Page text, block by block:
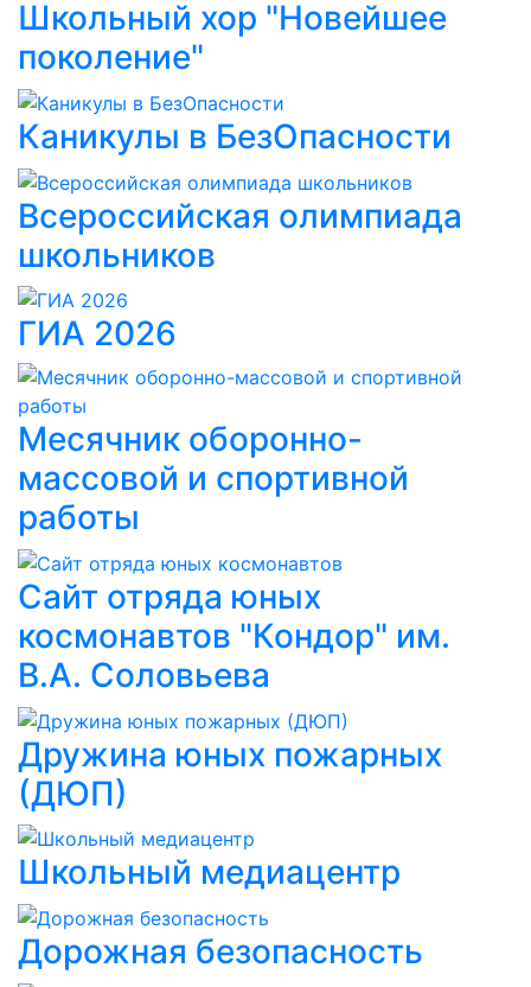
Школьный хор "Новейшее
поколение"
Каникулы в БезОпасности
Всероссийская олимпиада
школьников
ГИА 2026
Месячник оборонно-
массовой и спортивной
работы
Сайт отряда юных
космонавтов "Кондор" им.
В.А. Соловьева
Дружина юных пожарных
(ДЮП)
Школьный медиацентр
Дорожная безопасность